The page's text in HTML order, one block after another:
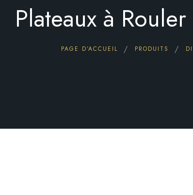
Plateaux à
PAGE D’ACCUEIL PRODUITS